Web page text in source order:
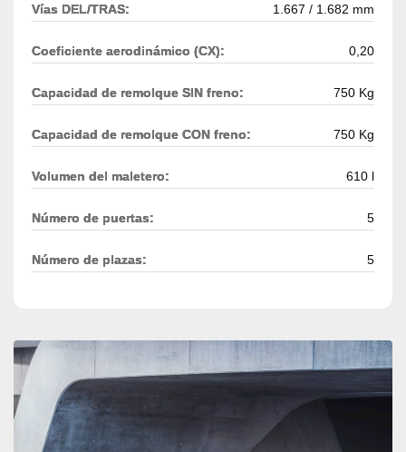
Vías DEL/TRAS: 1.667 / 1.682 mm
Coeficiente aerodinámico (CX): 0,20
Capacidad de remolque SIN freno: 750 Kg
Capacidad de remolque CON freno: 750 Kg
Volumen del maletero: 610 l
Número de puertas: 5
Número de plazas: 5